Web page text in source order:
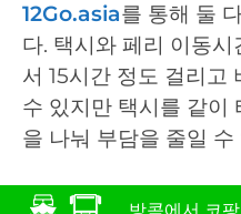
12Go.asia를 통해 둘
다. 택시와 페리 이동
서 15시간 정도 걸리고
수 있지만 택시를 같이
을 나눠 부담을 줄일 수